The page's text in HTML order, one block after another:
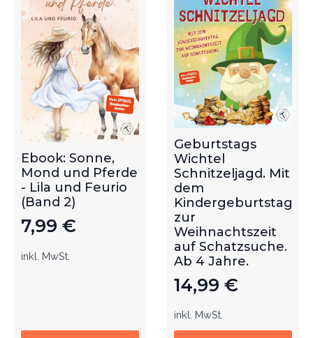
Ebook: Sonne,
Mond und Pferde
- Lila und Feurio
(Band 2)
7,99 €
inkl. MwSt.
Geburtstags
Wichtel
Schnitzeljagd. Mit
dem
Kindergeburtstag
zur
Weihnachtszeit
auf Schatzsuche.
Ab 4 Jahre.
14,99 €
inkl. MwSt.